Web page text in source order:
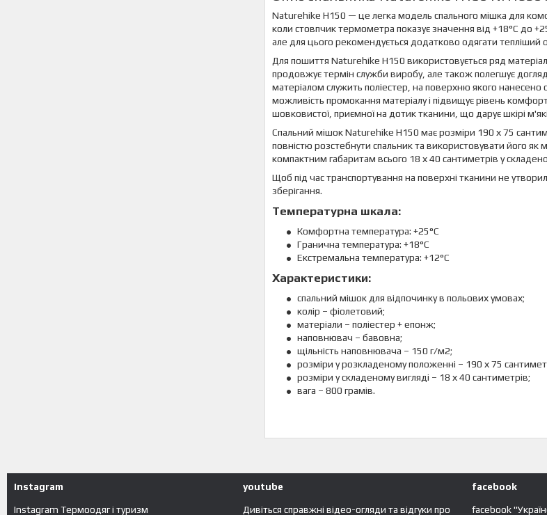
Naturehike H150 — це легка модель спального мішка для
коли стовпчик термометра показує значення від +18°C до
але для цього рекомендується додатково одягати тепліший
Для пошиття Naturehike H150 використовується ряд
продовжує термін служби виробу, але також полегшує
матеріалом служить поліестер, на поверхню якого
можливість промокання матеріалу і підвищує рівень
шовковистої, приємної на дотик тканини, що дарує шкірі
Спальний мішок Naturehike H150 має розміри 190 х 75
повністю розстебнути спальник та використовувати його
компактним габаритам всього 18 х 40 сантиметрів у
Щоб під час транспортування на поверхні тканини не
зберігання.
Температурна шкала:
Комфортна температура: +25°C
Гранична температура: +18°C
Екстремальна температура: +12°C
Характеристики:
спальний мішок для відпочинку в польових умовах;
колір – фіолетовий;
матеріали – поліестер + епонж;
наповнювач – бавовна;
щільність наповнювача – 150 г/м2;
розміри у розкладеному положенні – 190 х 75
розміри у складеному вигляді – 18 х 40 сантиметрів;
вага – 800 грамів.
Instagram
Instagram Термоодяг і туризм
youtube
Дивіться справжні відео-огляди та відгуки про
facebook
facebook